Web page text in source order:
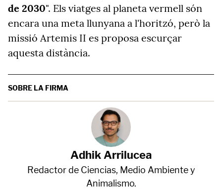
de 2030". Els viatges al planeta vermell són
encara una meta llunyana a l'horitzó, però la
missió Artemis II es proposa escurçar
aquesta distància.
SOBRE LA FIRMA
Adhik Arrilucea
Redactor de Ciencias, Medio Ambiente y
Animalismo.